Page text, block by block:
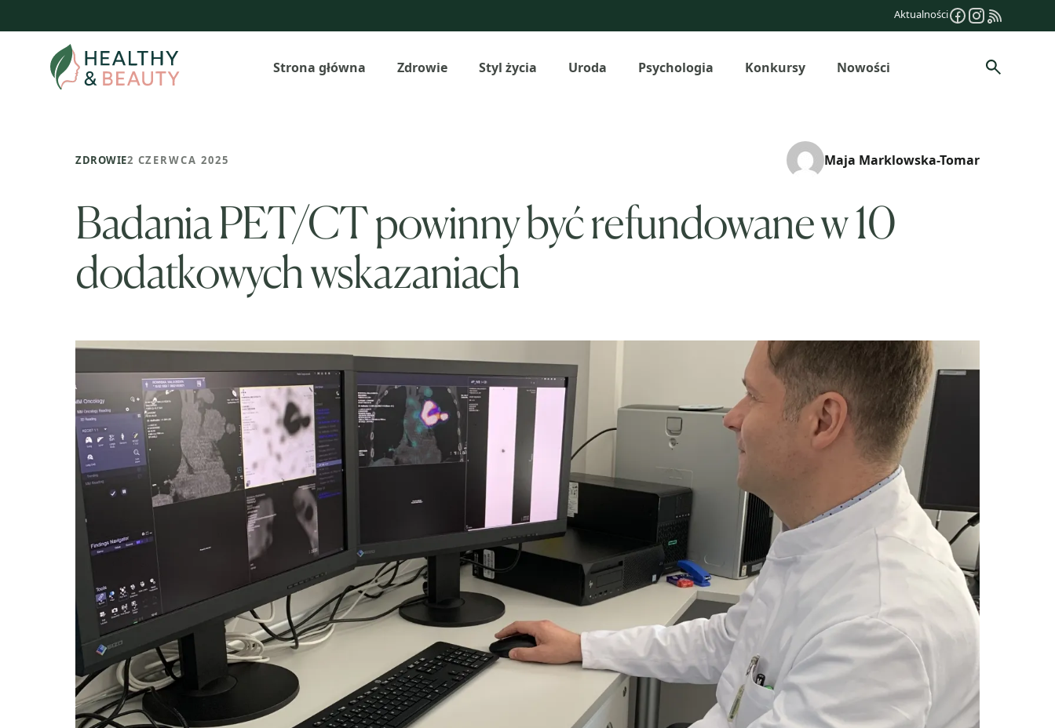
do
Aktualności
Strona główna Zdrowie Styl życia Uroda Psychologia Konkursy Nowości Szukaj
ZDROWIE2 CZERWCA 2025 Maja Marklowska-Tomar
Badania PET/CT powinny być refundowane w 10
dodatkowych wskazaniach